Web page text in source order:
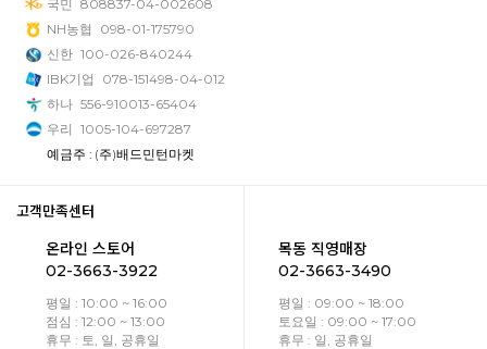
국민 808837-04-002608
NH농협
098-01-175790
신한 100-026-840244
IBK기업
078-151498-04-012
하나 556-910013-65404
우리 1005-104-697287
예금주 : (주)배드민턴마켓
고객만족센터
온라인 스토어
02-3663-3922
평일 : 10:00 ~ 16:00
점심 : 12:00 ~ 13:00
휴무 : 토, 일, 공휴일
목동 직영매장
02-3663-3490
평일 : 09:00 ~ 18:00
토요일 : 09:00 ~ 17:00
휴무 : 일, 공휴일